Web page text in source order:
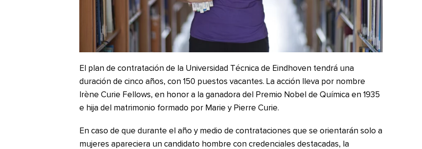
El plan de contratación de la Universidad Técnica de Eindhoven tendrá una
duración de cinco años, con 150 puestos vacantes. La acción lleva por nombre
Irène Curie Fellows, en honor a la ganadora del Premio Nobel de Química en 1935
e hija del matrimonio formado por Marie y Pierre Curie.
En caso de que durante el año y medio de contrataciones que se orientarán solo a
mujeres apareciera un candidato hombre con credenciales destacadas, la